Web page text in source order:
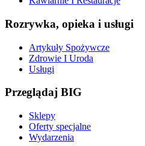
Rozrywka, opieka i usługi
Artykuły Spożywcze
Zdrowie I Uroda
Usługi
Przeglądaj BIG
Sklepy
Oferty specjalne
Wydarzenia